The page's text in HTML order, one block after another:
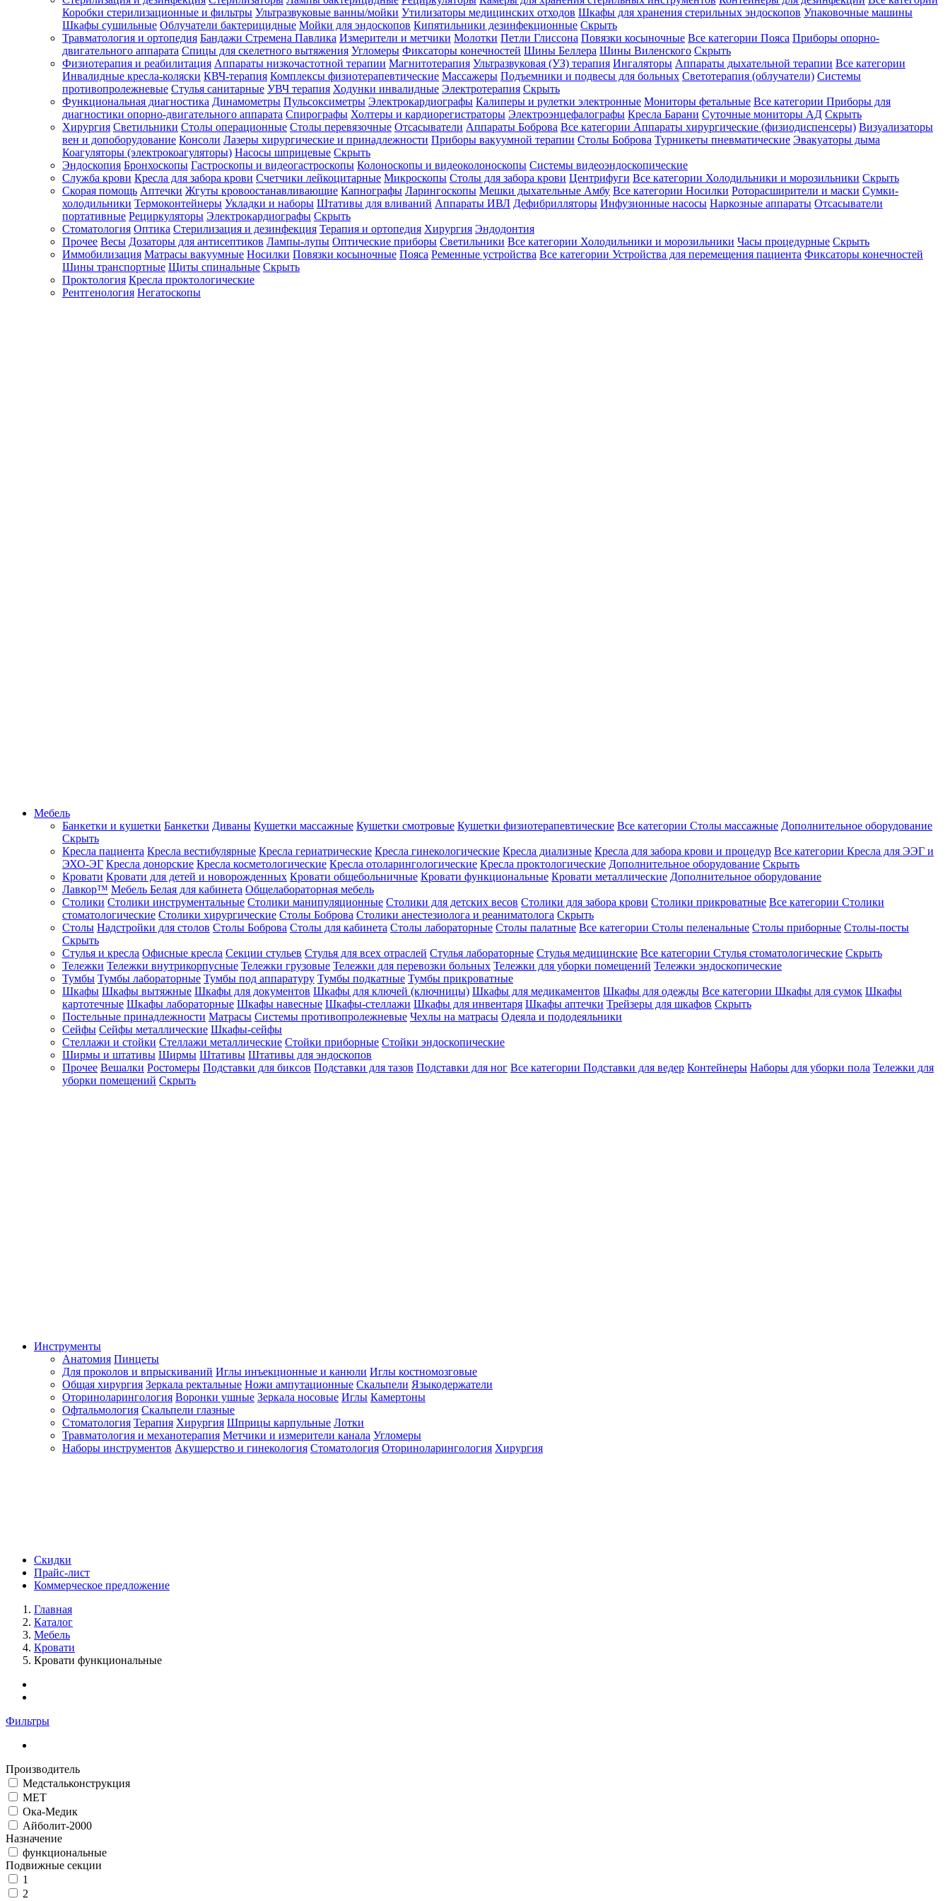
Зарегистрироваться
Зачем
регистрироваться?
Все
покупки
в
одном
месте
Личный
менеджер
Отслеживание
статуса
заказа
Коробки стерилизационные и фильтры Ультразвуковые ванны/мойки Утилизаторы медицинских отходов Шкафы для хранения стерильных эндоскопов Упаковочные машины
Шкафы сушильные Облучатели бактерицидные Мойки для эндоскопов Кипятильники дезинфекционные Скрыть
Травматология и ортопедия Бандажи Стремена Павлика Измерители и метчики Молотки Петли Глиссона Повязки косыночные Все категории Пояса Приборы опорно-
двигательного аппарата Спицы для скелетного вытяжения Угломеры Фиксаторы конечностей Шины Беллера Шины Виленского Скрыть
Физиотерапия и реабилитация Аппараты низкочастотной терапии Магнитотерапия Ультразвуковая (УЗ) терапия Ингаляторы Аппараты дыхательной терапии Все категории
Инвалидные кресла-коляски КВЧ-терапия Комплексы физиотерапевтические Массажеры Подъемники и подвесы для больных Светотерапия (облучатели) Системы
противопролежневые Стулья санитарные УВЧ терапия Ходунки инвалидные Электротерапия Скрыть
Функциональная диагностика Динамометры Пульсоксиметры Электрокардиографы Калиперы и рулетки электронные Мониторы фетальные Все категории Приборы для
диагностики опорно-двигательного аппарата Спирографы Холтеры и кардиорегистраторы Электроэнцефалографы Кресла Барани Суточные мониторы АД Скрыть
Хирургия Светильники Столы операционные Столы перевязочные Отсасыватели Аппараты Боброва Все категории Аппараты хирургические (физиодиспенсеры) Визуализаторы
вен и допоборудование Консоли Лазеры хирургические и принадлежности Приборы вакуумной терапии Столы Боброва Турникеты пневматические Эвакуаторы дыма
Коагуляторы (электрокоагуляторы) Насосы шприцевые Скрыть
Эндоскопия Бронхоскопы Гастроскопы и видеогастроскопы Колоноскопы и видеоколоноскопы Системы видеоэндоскопические
Служба крови Кресла для забора крови Счетчики лейкоцитарные Микроскопы Столы для забора крови Центрифуги Все категории Холодильники и морозильники Скрыть
Скорая помощь Аптечки Жгуты кровоостанавливающие Капнографы Ларингоскопы Мешки дыхательные Амбу Все категории Носилки Роторасширители и маски Сумки-
холодильники Термоконтейнеры Укладки и наборы Штативы для вливаний Аппараты ИВЛ Дефибрилляторы Инфузионные насосы Наркозные аппараты Отсасыватели
портативные Рециркуляторы Электрокардиографы Скрыть
Стоматология Оптика Стерилизация и дезинфекция Терапия и ортопедия Хирургия Эндодонтия
Прочее Весы Дозаторы для антисептиков Лампы-лупы Оптические приборы Светильники Все категории Холодильники и морозильники Часы процедурные Скрыть
Иммобилизация Матрасы вакуумные Носилки Повязки косыночные Пояса Ременные устройства Все категории Устройства для перемещения пациента Фиксаторы конечностей
Шины транспортные Щиты спинальные Скрыть
Проктология Кресла проктологические
Рентгенология Негатоскопы
Мебель
Банкетки и кушетки Банкетки Диваны Кушетки массажные Кушетки смотровые Кушетки физиотерапевтические Все категории Столы массажные Дополнительное оборудование
Скрыть
Кресла пациента Кресла вестибулярные Кресла гериатрические Кресла гинекологические Кресла диализные Кресла для забора крови и процедур Все категории Кресла для ЭЭГ и
ЭХО-ЭГ Кресла донорские Кресла косметологические Кресла отоларингологические Кресла проктологические Дополнительное оборудование Скрыть
Кровати Кровати для детей и новорожденных Кровати общебольничные Кровати функциональные Кровати металлические Дополнительное оборудование
Лавкор™ Мебель Белая для кабинета Общелабораторная мебель
Столики Столики инструментальные Столики манипуляционные Столики для детских весов Столики для забора крови Столики прикроватные Все категории Столики
стоматологические Столики хирургические Столы Боброва Столики анестезиолога и реаниматолога Скрыть
Столы Надстройки для столов Столы Боброва Столы для кабинета Столы лабораторные Столы палатные Все категории Столы пеленальные Столы приборные Столы-посты
Скрыть
Стулья и кресла Офисные кресла Секции стульев Стулья для всех отраслей Стулья лабораторные Стулья медицинские Все категории Стулья стоматологические Скрыть
Тележки Тележки внутрикорпусные Тележки грузовые Тележки для перевозки больных Тележки для уборки помещений Тележки эндоскопические
Тумбы Тумбы лабораторные Тумбы под аппаратуру Тумбы подкатные Тумбы прикроватные
Шкафы Шкафы вытяжные Шкафы для документов Шкафы для ключей (ключницы) Шкафы для медикаментов Шкафы для одежды Все категории Шкафы для сумок Шкафы
картотечные Шкафы лабораторные Шкафы навесные Шкафы-стеллажи Шкафы для инвентаря Шкафы аптечки Трейзеры для шкафов Скрыть
Постельные принадлежности Матрасы Системы противопролежневые Чехлы на матрасы Одеяла и пододеяльники
Сейфы Сейфы металлические Шкафы-сейфы
Стеллажи и стойки Стеллажи металлические Стойки приборные Стойки эндоскопические
Ширмы и штативы Ширмы Штативы Штативы для эндоскопов
Прочее Вешалки Ростомеры Подставки для биксов Подставки для тазов Подставки для ног Все категории Подставки для ведер Контейнеры Наборы для уборки пола Тележки для
уборки помещений Скрыть
Инструменты
Анатомия Пинцеты
Для проколов и впрыскиваний Иглы инъекционные и канюли Иглы костномозговые
Общая хирургия Зеркала ректальные Ножи ампутационные Скальпели Языкодержатели
Оториноларингология Воронки ушные Зеркала носовые Иглы Камертоны
Офтальмология Скальпели глазные
Стоматология Терапия Хирургия Шприцы карпульные Лотки
Травматология и механотерапия Метчики и измерители канала Угломеры
Наборы инструментов Акушерство и гинекология Стоматология Оториноларингология Хирургия
Скидки
Прайс-лист
Коммерческое предложение
Главная
Каталог
Мебель
Кровати
Кровати функциональные
Фильтры
Производитель
Медстальконструкция
МЕТ
Ока-Медик
Айболит-2000
Назначение
функциональные
Подвижные секции
1
2